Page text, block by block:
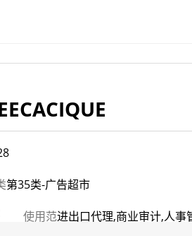
第35类-广告超市
使用范进出口代理,商业审计,人